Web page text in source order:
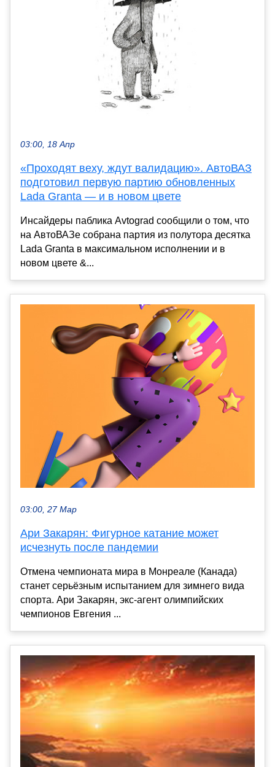
03:00, 18 Апр
«Проходят веху, ждут валидацию». АвтоВАЗ
подготовил первую партию обновленных
Lada Granta — и в новом цвете
Инсайдеры паблика Avtograd сообщили о том, что
на АвтоВАЗе собрана партия из полутора десятка
Lada Granta в максимальном исполнении и в
новом цвете &...
03:00, 27 Мар
Ари Закарян: Фигурное катание может
исчезнуть после пандемии
Отмена чемпионата мира в Монреале (Канада)
станет серьёзным испытанием для зимнего вида
спорта. Ари Закарян, экс-агент олимпийских
чемпионов Евгения ...